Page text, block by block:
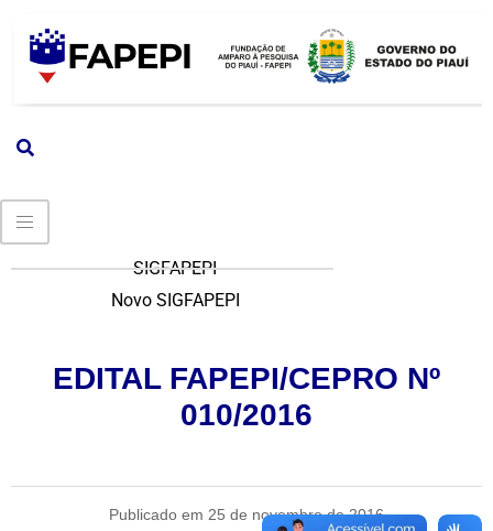
SIGFAPEPI
Novo SIGFAPEPI
EDITAL FAPEPI/CEPRO Nº
010/2016
Publicado em 25 de novembro de 2016